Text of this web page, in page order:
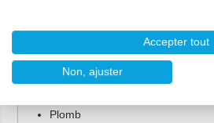
supports suivants :
Aluminium / Acier galvanisé au
Carbone
Plomb
Accepter tout
Non, ajuster